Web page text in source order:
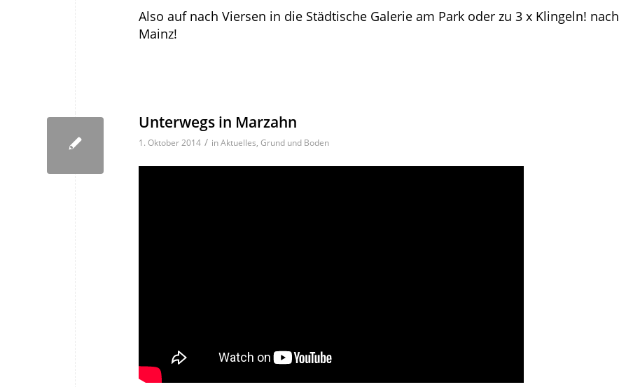
Also auf nach Viersen in die Städtische Galerie am Park oder zu 3 x Klingeln! nach
Mainz!
Unterwegs in Marzahn
1. Oktober 2014 / inAktuelles, Grund und Boden